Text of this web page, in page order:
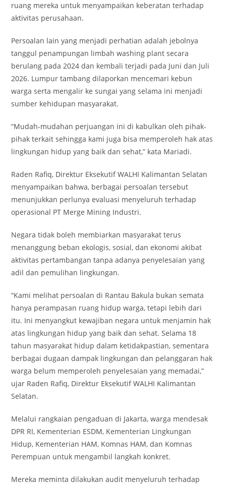
ruang mereka untuk menyampaikan keberatan terhadap
aktivitas perusahaan.
Persoalan lain yang menjadi perhatian adalah jebolnya
tanggul penampungan limbah washing plant secara
berulang pada 2024 dan kembali terjadi pada Juni dan Juli
2026. Lumpur tambang dilaporkan mencemari kebun
warga serta mengalir ke sungai yang selama ini menjadi
sumber kehidupan masyarakat.
“Mudah-mudahan perjuangan ini di kabulkan oleh pihak-
pihak terkait sehingga kami juga bisa memperoleh hak atas
lingkungan hidup yang baik dan sehat,” kata Mariadi.
Raden Rafiq, Direktur Eksekutif WALHI Kalimantan Selatan
menyampaikan bahwa, berbagai persoalan tersebut
menunjukkan perlunya evaluasi menyeluruh terhadap
operasional PT Merge Mining Industri.
Negara tidak boleh membiarkan masyarakat terus
menanggung beban ekologis, sosial, dan ekonomi akibat
aktivitas pertambangan tanpa adanya penyelesaian yang
adil dan pemulihan lingkungan.
“Kami melihat persoalan di Rantau Bakula bukan semata
hanya perampasan ruang hidup warga, tetapi lebih dari
itu. Ini menyangkut kewajiban negara untuk menjamin hak
atas lingkungan hidup yang baik dan sehat. Selama 18
tahun masyarakat hidup dalam ketidakpastian, sementara
berbagai dugaan dampak lingkungan dan pelanggaran hak
warga belum memperoleh penyelesaian yang memadai,”
ujar Raden Rafiq, Direktur Eksekutif WALHI Kalimantan
Selatan.
Melalui rangkaian pengaduan di Jakarta, warga mendesak
DPR RI, Kementerian ESDM, Kementerian Lingkungan
Hidup, Kementerian HAM, Komnas HAM, dan Komnas
Perempuan untuk mengambil langkah konkret.
Mereka meminta dilakukan audit menyeluruh terhadap